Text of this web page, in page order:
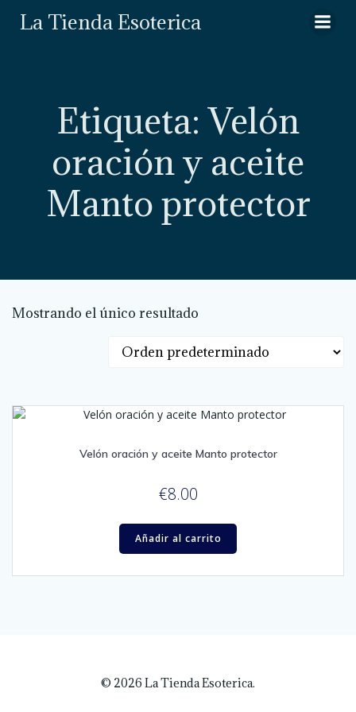
al
La Tienda Esoterica
Etiqueta: Velón
oración y aceite
Manto protector
Mostrando el único resultado
Velón oración y aceite Manto protector
€8.00
Añadir al carrito
© 2026 La Tienda Esoterica.